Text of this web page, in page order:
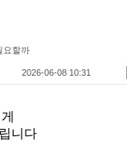
요할까
2026-06-08 10:31
니다